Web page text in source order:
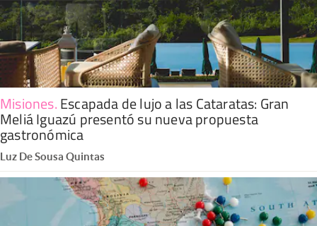
Misiones.Escapada de lujo a las Cataratas: Gran
Meliá Iguazú presentó su nueva propuesta
gastronómica
Luz De Sousa Quintas